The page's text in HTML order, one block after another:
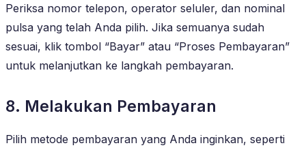
Periksa nomor telepon, operator seluler, dan nominal
pulsa yang telah Anda pilih. Jika semuanya sudah
sesuai, klik tombol “Bayar” atau “Proses Pembayaran”
untuk melanjutkan ke langkah pembayaran.
8. Melakukan Pembayaran
Pilih metode pembayaran yang Anda inginkan, seperti